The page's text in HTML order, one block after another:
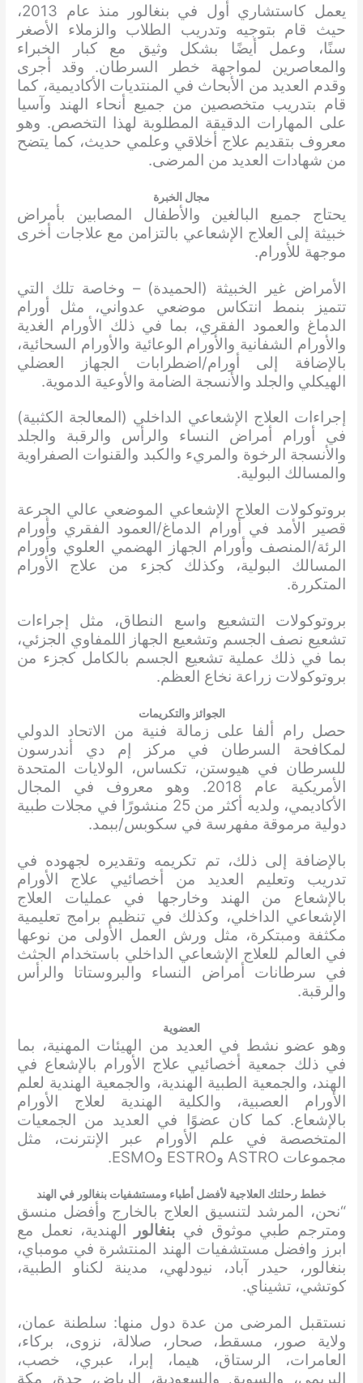
يعمل كاستشاري أول في بنغالور منذ عام 2013،
حيث قام بتوجيه وتدريب الطلاب والزملاء الأصغر
سنًا، وعمل أيضًا بشكل وثيق مع كبار الخبراء
والمعاصرين لمواجهة خطر السرطان. وقد أجرى
وقدم العديد من الأبحاث في المنتديات الأكاديمية، كما
قام بتدريب متخصصين من جميع أنحاء الهند وآسيا
على المهارات الدقيقة المطلوبة لهذا التخصص. وهو
معروف بتقديم علاج أخلاقي وعلمي حديث، كما يتضح
من شهادات العديد من المرضى.
مجال الخبرة
يحتاج جميع البالغين والأطفال المصابين بأمراض
خبيثة إلى العلاج الإشعاعي بالتزامن مع علاجات أخرى
موجهة للأورام.
الأمراض غير الخبيثة (الحميدة) – وخاصة تلك التي
تتميز بنمط انتكاس موضعي عدواني، مثل أورام
الدماغ والعمود الفقري، بما في ذلك الأورام الغدية
والأورام الشفانية والأورام الوعائية والأورام السحائية،
بالإضافة إلى أورام/اضطرابات الجهاز العضلي
الهيكلي والجلد والأنسجة الضامة والأوعية الدموية.
إجراءات العلاج الإشعاعي الداخلي (المعالجة الكثبية)
في أورام أمراض النساء والرأس والرقبة والجلد
والأنسجة الرخوة والمريء والكبد والقنوات الصفراوية
والمسالك البولية.
بروتوكولات العلاج الإشعاعي الموضعي عالي الجرعة
قصير الأمد في أورام الدماغ/العمود الفقري وأورام
الرئة/المنصف وأورام الجهاز الهضمي العلوي وأورام
المسالك البولية، وكذلك كجزء من علاج الأورام
المتكررة.
بروتوكولات التشعيع واسع النطاق، مثل إجراءات
تشعيع نصف الجسم وتشعيع الجهاز اللمفاوي الجزئي،
بما في ذلك عملية تشعيع الجسم بالكامل كجزء من
بروتوكولات زراعة نخاع العظم.
الجوائز والتكريمات
حصل رام ألفا على زمالة فنية من الاتحاد الدولي
لمكافحة السرطان في مركز إم دي أندرسون
للسرطان في هيوستن، تكساس، الولايات المتحدة
الأمريكية عام 2018. وهو معروف في المجال
الأكاديمي، ولديه أكثر من 25 منشورًا في مجلات طبية
دولية مرموقة مفهرسة في سكوبس/ببمد.
بالإضافة إلى ذلك، تم تكريمه وتقديره لجهوده في
تدريب وتعليم العديد من أخصائيي علاج الأورام
بالإشعاع من الهند وخارجها في عمليات العلاج
الإشعاعي الداخلي، وكذلك في تنظيم برامج تعليمية
مكثفة ومبتكرة، مثل ورش العمل الأولى من نوعها
في العالم للعلاج الإشعاعي الداخلي باستخدام الجثث
في سرطانات أمراض النساء والبروستاتا والرأس
والرقبة.
العضوية
وهو عضو نشط في العديد من الهيئات المهنية، بما
في ذلك جمعية أخصائيي علاج الأورام بالإشعاع في
الهند، والجمعية الطبية الهندية، والجمعية الهندية لعلم
الأورام العصبية، والكلية الهندية لعلاج الأورام
بالإشعاع. كما كان عضوًا في العديد من الجمعيات
المتخصصة في علم الأورام عبر الإنترنت، مثل
مجموعات ASTRO وESTRO وESMO.
خطط رحلتك العلاجية لأفضل أطباء ومستشفيات بنغالور في الهند
“نحن، المرشد لتنسيق العلاج بالخارج وأفضل منسق
ومترجم طبي موثوق في بنغالور الهندية، نعمل مع
ابرز وافضل مستشفيات الهند المنتشرة في مومباي،
بنغالور، حيدر آباد، نيودلهي، مدينة لكناو الطبية،
كوتشي، تشيناي.
نستقبل المرضى من عدة دول منها: سلطنة عمان،
ولاية صور، مسقط، صحار، صلالة، نزوى، بركاء،
العامرات، الرستاق، هيما، إبرا، عبري، خصب،
البريمي، والسويق والسعودية، الرياض، جدة، مكة